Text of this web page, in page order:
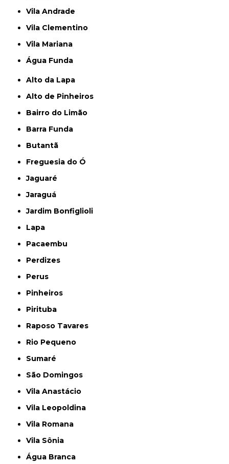
Vila Andrade
Vila Clementino
Vila Mariana
Água Funda
Alto da Lapa
Alto de Pinheiros
Bairro do Limão
Barra Funda
Butantã
Freguesia do Ó
Jaguaré
Jaraguá
Jardim Bonfiglioli
Lapa
Pacaembu
Perdizes
Perus
Pinheiros
Pirituba
Raposo Tavares
Rio Pequeno
Sumaré
São Domingos
Vila Anastácio
Vila Leopoldina
Vila Romana
Vila Sônia
Água Branca